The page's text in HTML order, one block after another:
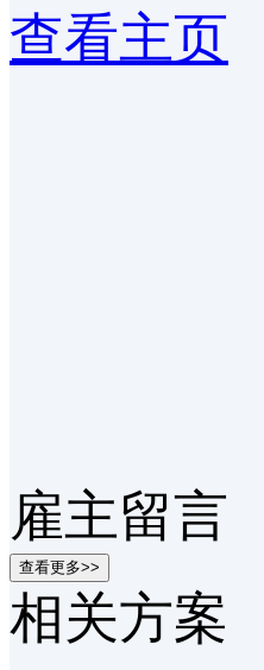
查看主页
雇主留言
查看更多>>
相关方案